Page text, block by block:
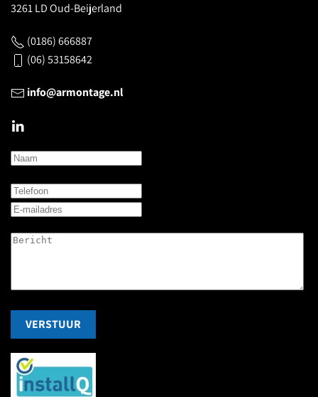
3261 LD Oud-Beijerland
(0186) 666887
(06) 53158642
info@armontage.nl
VERSTUUR